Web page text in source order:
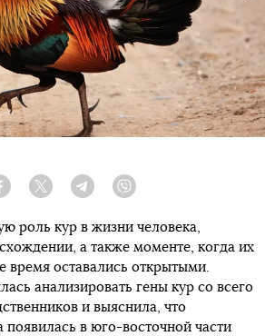
Facebook Twitter Telegram
роль кур в жизни человека,
а также моменте, когда их
время оставались открытыми.
анализировать гены кур со всего
и выяснила, что
появилась в юго-восточной части